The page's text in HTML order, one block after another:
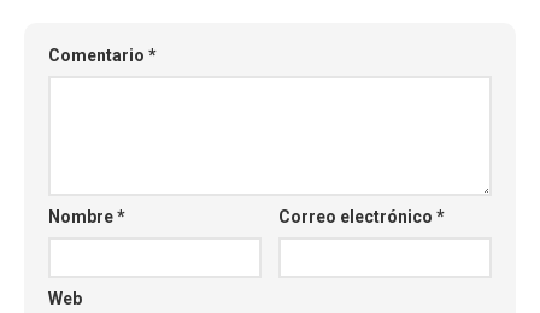
Comentario *
Nombre* Correo electrónico*
Web